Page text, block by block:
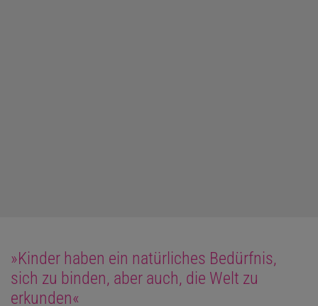
»Kinder haben ein natürliches Bedürfnis,
sich zu binden, aber auch, die Welt zu
erkunden«